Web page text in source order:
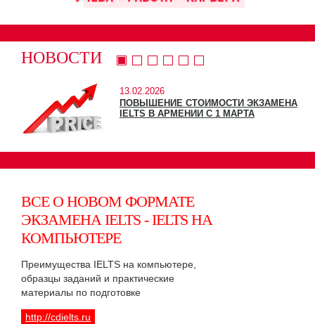
НОВОСТИ
13.02.2026
ПОВЫШЕНИЕ СТОИМОСТИ ЭКЗАМЕНА
IELTS В АРМЕНИИ С 1 МАРТА
ВСЕ О НОВОМ ФОРМАТЕ
ЭКЗАМЕНА IELTS - IELTS НА
КОМПЬЮТЕРЕ
Преимущества IELTS на компьютере,
образцы заданий и практические
материалы по подготовке
http://cdielts.ru